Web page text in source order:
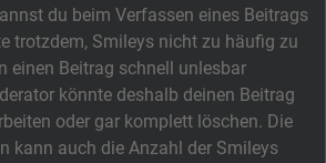
du beim Verfassen eines Beitrags
trotzdem, Smileys nicht zu häufig zu
einen Beitrag schnell unlesbar
könnte deshalb deinen Beitrag
oder gar komplett löschen. Die
kann auch die Anzahl der Smileys